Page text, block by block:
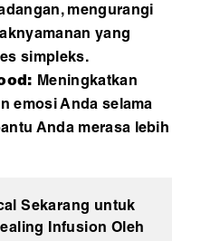
mengurangi
yang
simpleks.
Meningkatkan
emosi Anda selama
Anda merasa lebih
Sekarang untuk
Infusion Oleh